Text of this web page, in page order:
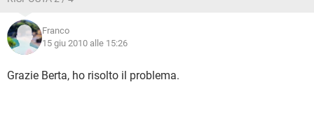
Franco
15 giu 2010 alle 15:26
Grazie Berta, ho risolto il problema.